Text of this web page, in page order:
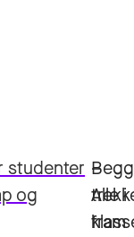
studenter
og
fram
–
Alle i